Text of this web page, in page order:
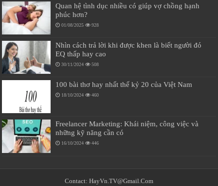
Quan hệ tình dục nhiều có giúp vợ chồng hạnh
phúc hơn?
01/08/2025 928
Nhìn cách trả lời khi được khen là biết người đó
EQ thấp hay cao
30/11/2024 508
100 bài thơ hay nhất thế kỷ 20 của Việt Nam
18/10/2024 460
Freelancer Marketing: Khái niệm, công việc và
những kỹ năng cần có
16/10/2024 446
Contact: HayVn.TV@Gmail.Com